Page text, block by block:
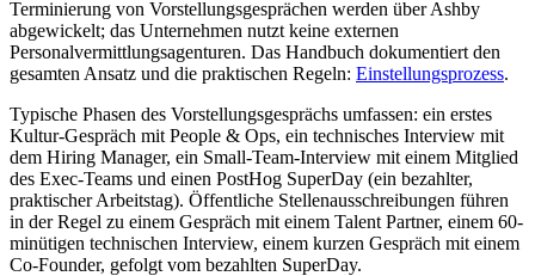
Terminierung von Vorstellungsgesprächen werden über Ashby
abgewickelt; das Unternehmen nutzt keine externen
Personalvermittlungsagenturen. Das Handbuch dokumentiert den
gesamten Ansatz und die praktischen Regeln: Einstellungsprozess.
Typische Phasen des Vorstellungsgesprächs umfassen: ein erstes
Kultur-Gespräch mit People & Ops, ein technisches Interview mit
dem Hiring Manager, ein Small-Team-Interview mit einem Mitglied
des Exec-Teams und einen PostHog SuperDay (ein bezahlter,
praktischer Arbeitstag). Öffentliche Stellenausschreibungen führen
in der Regel zu einem Gespräch mit einem Talent Partner, einem 60-
minütigen technischen Interview, einem kurzen Gespräch mit einem
Co-Founder, gefolgt vom bezahlten SuperDay.